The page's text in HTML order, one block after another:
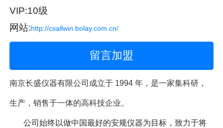
VIP:10级
网站:http://csallwin.bolay.com.cn/
留言加盟
南京长盛仪器有限公司成立于 1994 年，是一家集科研，
生产，销售于一体的高科技企业。
公司始终以做中国最好的安规仪器为目标，致力于将